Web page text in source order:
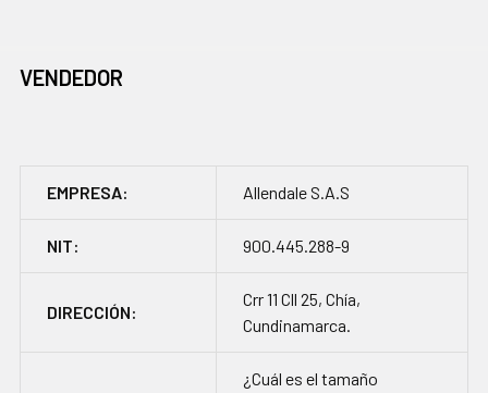
VENDEDOR
EMPRESA: Allendale S.A.S
NIT: 900.445.288-9
DIRECCIÓN:
Crr 11 Cll 25, Chía,
Cundinamarca.
¿Cuál es el tamaño